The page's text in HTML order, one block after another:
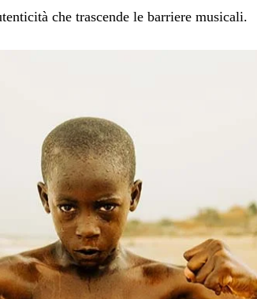
che trascende le barriere musicali.